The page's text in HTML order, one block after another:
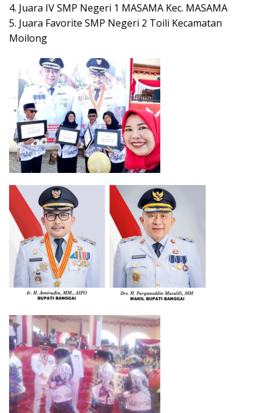
4. ⁠Juara IV SMP Negeri 1 MASAMA Kec. MASAMA
5. ⁠Juara Favorite SMP Negeri 2 Toili Kecamatan
Moilong